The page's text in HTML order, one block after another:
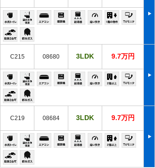
C215 08680 3LDK 9.7万円
C219 08684 3LDK 9.7万円